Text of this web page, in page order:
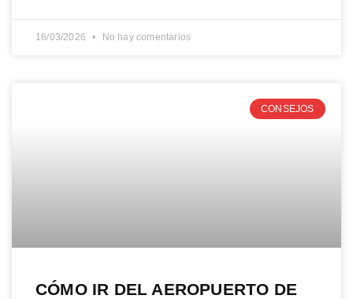
16/03/2026 No hay comentarios
CONSEJOS
CÓMO IR DEL AEROPUERTO DE